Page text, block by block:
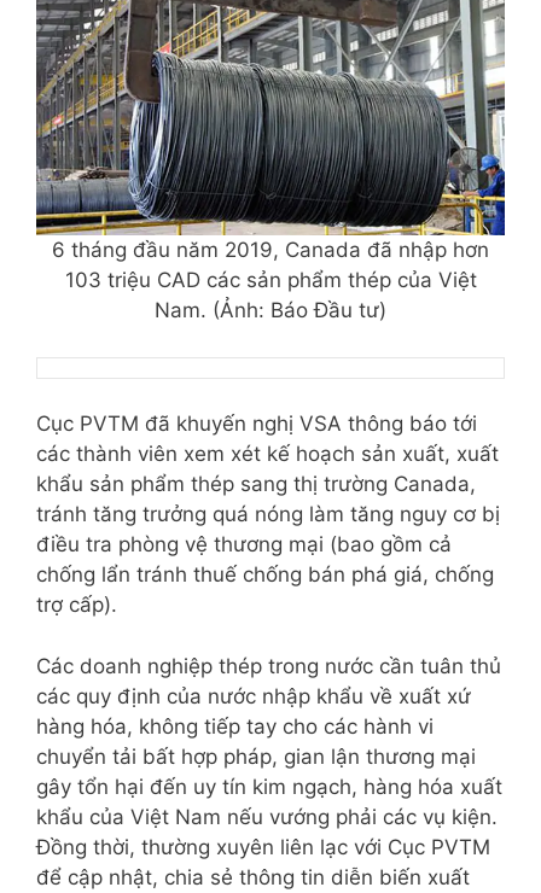
6 tháng đầu năm 2019, Canada đã nhập hơn
103 triệu CAD các sản phẩm thép của Việt
Nam. (Ảnh: Báo Đầu tư)
Cục PVTM đã khuyến nghị VSA thông báo tới
các thành viên xem xét kế hoạch sản xuất, xuất
khẩu sản phẩm thép sang thị trường Canada,
tránh tăng trưởng quá nóng làm tăng nguy cơ bị
điều tra phòng vệ thương mại (bao gồm cả
chống lẩn tránh thuế chống bán phá giá, chống
trợ cấp).
Các doanh nghiệp thép trong nước cần tuân thủ
các quy định của nước nhập khẩu về xuất xứ
hàng hóa, không tiếp tay cho các hành vi
chuyển tải bất hợp pháp, gian lận thương mại
gây tổn hại đến uy tín kim ngạch, hàng hóa xuất
khẩu của Việt Nam nếu vướng phải các vụ kiện.
Đồng thời, thường xuyên liên lạc với Cục PVTM
để cập nhật, chia sẻ thông tin diễn biến xuất